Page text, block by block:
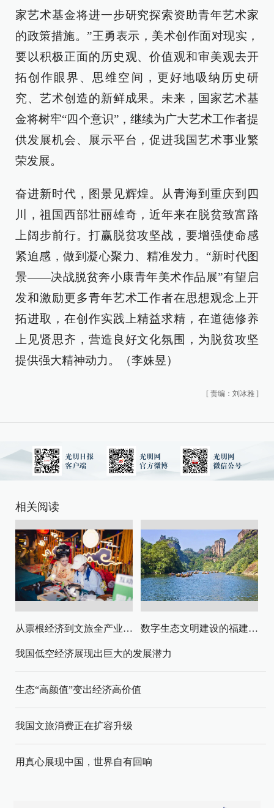
家艺术基金将进一步研究探索资助青年艺术家
的政策措施。”王勇表示，美术创作面对现实，
要以积极正面的历史观、价值观和审美观去开
拓创作眼界、思维空间，更好地吸纳历史研
究、艺术创造的新鲜成果。未来，国家艺术基
金将树牢“四个意识”，继续为广大艺术工作者提
供发展机会、展示平台，促进我国艺术事业繁
荣发展。
奋进新时代，图景见辉煌。从青海到重庆到四
川，祖国西部壮丽雄奇，近年来在脱贫致富路
上阔步前行。打赢脱贫攻坚战，要增强使命感
紧迫感，做到凝心聚力、精准发力。“新时代图
景——决战脱贫奔小康青年美术作品展”有望启
发和激励更多青年艺术工作者在思想观念上开
拓进取，在创作实践上精益求精，在道德修养
上见贤思齐，营造良好文化氛围，为脱贫攻坚
提供强大精神动力。（李姝昱）
[ 责编：刘冰雅 ]
相关阅读
从票根经济到文旅全产业链升级 数字生态文明建设的福建路径与启示
我国低空经济展现出巨大的发展潜力
生态“高颜值”变出经济高价值
我国文旅消费正在扩容升级
用真心展现中国，世界自有回响